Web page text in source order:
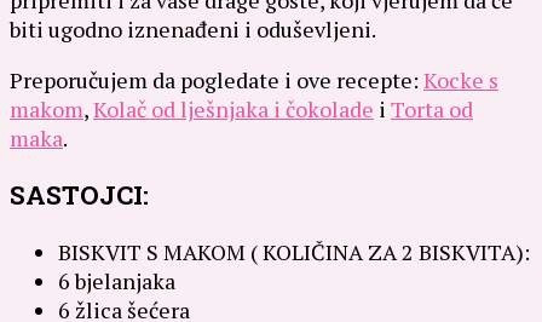
biti ugodno iznenađeni i oduševljeni.
Preporučujem da pogledate i ove recepte: Kocke s
makom,Kolač od lješnjaka i čokolade i Torta od
maka.
SASTOJCI:
BISKVIT S MAKOM ( KOLIČINA ZA 2 BISKVITA):
6 bjelanjaka
6 žlica šećera